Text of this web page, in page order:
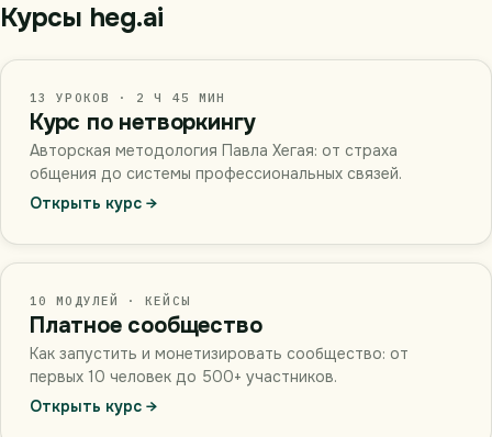
Курсы heg.ai
13 УРОКОВ · 2 Ч 45 МИН
Курс по нетворкингу
Авторская методология Павла Хегая: от страха
общения до системы профессиональных связей.
Открыть курс →
10 МОДУЛЕЙ · КЕЙСЫ
Платное сообщество
Как запустить и монетизировать сообщество: от
первых 10 человек до 500+ участников.
Открыть курс →